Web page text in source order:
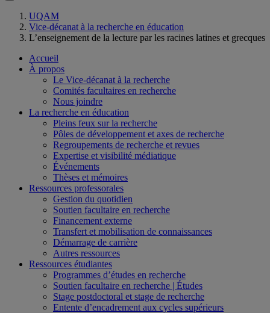
UQAM
Vice-décanat à la recherche en éducation
L’enseignement de la lecture par les racines latines et grecques
Accueil
À propos
Le Vice-décanat à la recherche
Comités facultaires en recherche
Nous joindre
La recherche en éducation
Pleins feux sur la recherche
Pôles de développement et axes de recherche
Regroupements de recherche et revues
Expertise et visibilité médiatique
Événements
Thèses et mémoires
Ressources professorales
Gestion du quotidien
Soutien facultaire en recherche
Financement externe
Transfert et mobilisation de connaissances
Démarrage de carrière
Autres ressources
Ressources étudiantes
Programmes d’études en recherche
Soutien facultaire en recherche | Études
Stage postdoctoral et stage de recherche
Entente d’encadrement aux cycles supérieurs